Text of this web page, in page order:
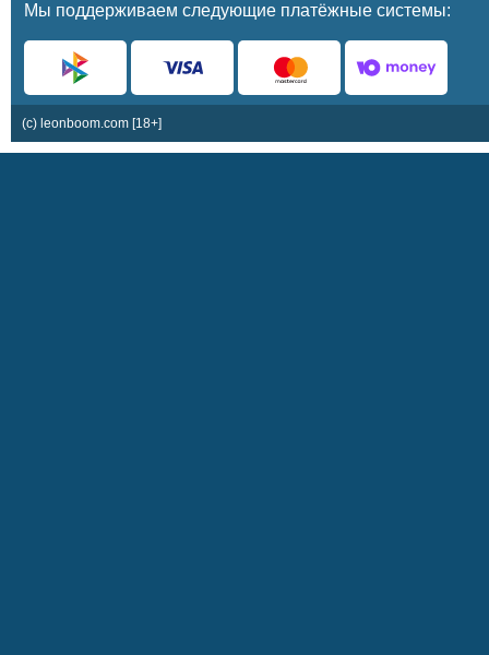
Мы поддерживаем следующие платёжные системы:
(c) leonboom.com [18+]